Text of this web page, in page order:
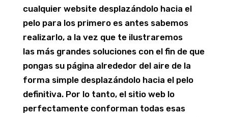
cualquier website desplazándolo hacia el
pelo para los primero es antes sabemos
realizarlo, a la vez que te ilustraremos
las más grandes soluciones con el fin de que
pongas su página alrededor del aire de la
forma simple desplazándolo hacia el pelo
definitiva. Por lo tanto, el sitio web lo
perfectamente conforman todas esas